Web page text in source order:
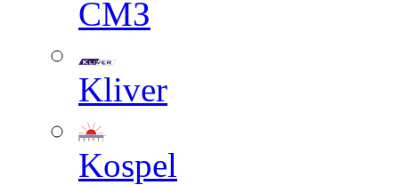
СМЗ
Kliver
Kospel